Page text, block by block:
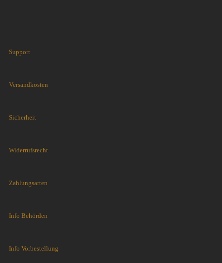
Support
Versandkosten
Sicherheit
Widerrufsrecht
Zahlungsarten
Info Behörden
Info Vorbestellung